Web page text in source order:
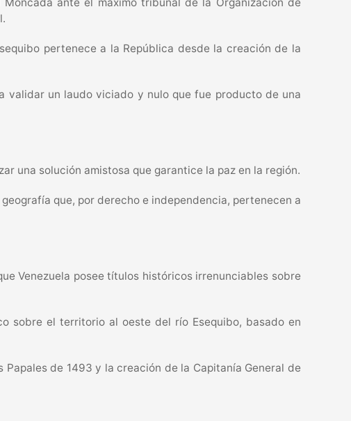
pertenece a la República desde la creación de la
validar un laudo viciado y nulo que fue producto de una
una solución amistosa que garantice la paz en la región.
que, por derecho e independencia, pertenecen a
Venezuela posee títulos históricos irrenunciables sobre
sobre el territorio al oeste del río Esequibo, basado en
de 1493 y la creación de la Capitanía General de